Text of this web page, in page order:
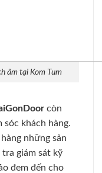
âm tại Kom Tum
còn
sóc khách hàng.
những sản
giám sát kỹ
đem đến cho